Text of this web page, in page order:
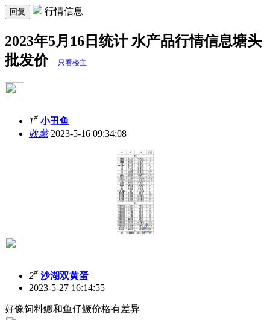
回复 行情信息
2023年5月16日统计 水产品行情信息塘头
批发价
只看楼主
1# 小丑鱼
收藏2023-5-16 09:34:08
2# 沙湖双黄蛋
2023-5-27 16:14:55
好像饲料鳜和鱼仔鳜价格有差异